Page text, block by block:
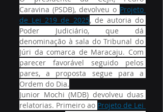
Caravina (PSDB), devolveu o Projeto
de Lei 219 de 2025, de autoria do
Poder Judiciário, que dá
denominação à sala do Tribunal do
Júri da comarca de Maracaju. Com
parecer favorável seguido pelos
pares, a proposta segue para a
Ordem do Dia.
Junior Mochi (MDB) devolveu duas
relatorias. Primeiro ao Projeto de Lei